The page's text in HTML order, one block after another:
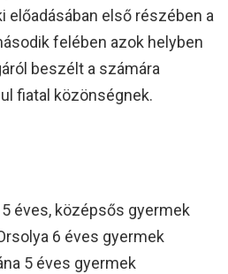
előadásában első részében a
felében azok helyben
beszélt a számára
fiatal közönségnek.
éves, középsős gyermek
6 éves gyermek
5 éves gyermek